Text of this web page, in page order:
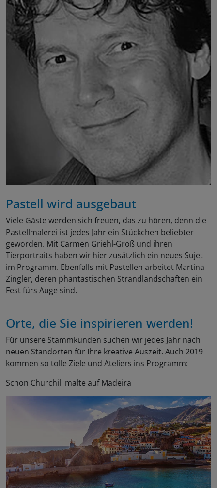
Pastell wird ausgebaut
Viele Gäste werden sich freuen, das zu hören, denn die
Pastellmalerei ist jedes Jahr ein Stückchen beliebter
geworden. Mit Carmen Griehl-Groß und ihren
Tierportraits haben wir hier zusätzlich ein neues Sujet
im Programm. Ebenfalls mit Pastellen arbeitet Martina
Zingler, deren phantastischen Strandlandschaften ein
Fest fürs Auge sind.
Orte, die Sie inspirieren werden!
Für unsere Stammkunden suchen wir jedes Jahr nach
neuen Standorten für Ihre kreative Auszeit. Auch 2019
kommen so tolle Ziele und Ateliers ins Programm:
Schon Churchill malte auf Madeira